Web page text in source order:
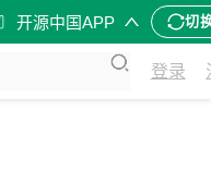
开源中国APP 切
登录